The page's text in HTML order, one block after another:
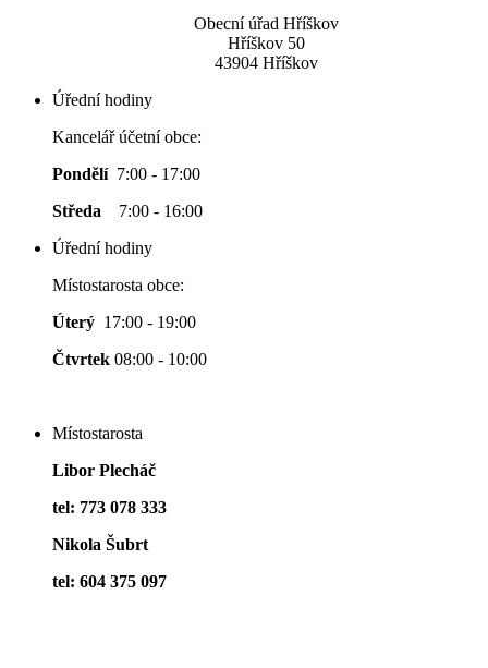
Obecní úřad Hříškov
Hříškov 50
43904 Hříškov
Úřední hodiny
Kancelář účetní obce:
Pondělí 7:00 - 17:00
Středa 7:00 - 16:00
Úřední hodiny
Místostarosta obce:
Úterý 17:00 - 19:00
Čtvrtek 08:00 - 10:00
Místostarosta
Libor Plecháč
tel: 773 078 333
Nikola Šubrt
tel: 604 375 097